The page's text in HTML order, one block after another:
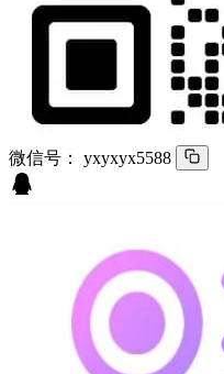
微信号： yxyxyx5588